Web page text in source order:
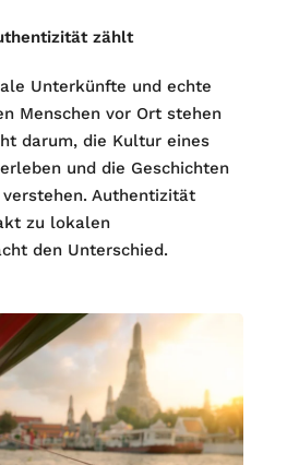
zählt
Unterkünfte und echte
Menschen vor Ort stehen
darum, die Kultur eines
und die Geschichten
Authentizität
zu lokalen
den Unterschied.